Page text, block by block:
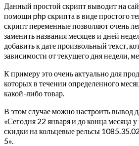
Данный простой скрипт выводит на
помощи php скрипта в виде простого
скрипт переменные позволяют очень
заменить названия месяцев и дней
добавить к дате произвольный текст,
зависимости от текущего дня недели,
К примеру это очень актуально для
которых в течении определенного
какой-либо товар.
В этом случае можно настроить вывод
«Сегодня 22 января и до конца месяца
скидки на кольцевые рельсы
5».